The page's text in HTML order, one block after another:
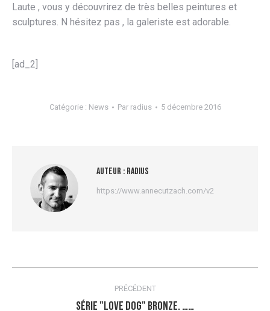
Laute , vous y découvrirez de très belles peintures et
sculptures. N hésitez pas , la galeriste est adorable.
[ad_2]
Catégorie : News Par radius 5 décembre 2016
Auteur : radius
https://www.annecutzach.com/v2
PRÉCÉDENT
Article
Série "love Dog" Bronze. ……